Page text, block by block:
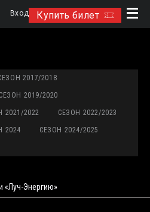
Купить билет
Вход
2017/2018
СЕЗОН 2019/2020
2021/2022 СЕЗОН 2022/2023
2024 СЕЗОН 2024/2025
«Луч-Энергию»